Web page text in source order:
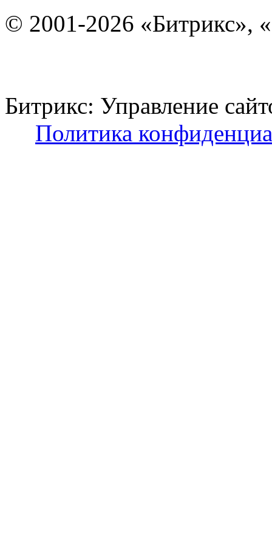
© 2001-2026 «Битрикс»,
Битрикс: Управление
Политика